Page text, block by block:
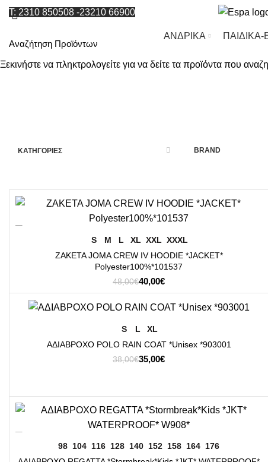
T: 2310 850508 -23210 66900
ΑΝΔΡΙΚΑ
ΚΑΤΗΓΟΡΙΕΣ BRAND
ΕΠΙΛΟΓΉ
S M L XL XXL XXXL
ZAKETA JOMA CREW IV HOODIE *JACKET*
Polyester100%*101537
48,00€Original
price
was:
40,00€Η
τρέχουσα
τιμή
ΕΠΙΛΟΓΉ
S L
XL
ΑΔΙΑΒΡΟΧΟ POLO RAIN COAT *Unisex *903001
38,00€Original
35,00€Η
ΕΠΙΛΟΓΉ
98 104 116 128 140 152 158 164 176
Ξεκινήστε να πληκτρολογείτε για να δείτε τα προϊόντα που